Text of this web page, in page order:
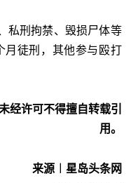
私刑拘禁、毁损尸体等
月徒刑，其他参与殴打
经许可不得擅自转载引
用。
来源︱星岛头条网